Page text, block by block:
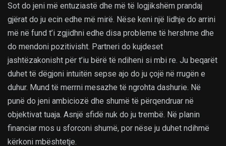
Sot do jeni më entuziastë dhe më të logjikshëm prandaj
gjërat do ju ecin edhe më mirë. Nëse keni një lidhje do arrini
më në fund t’i zgjidhni edhe disa probleme të hershme dhe
do mendoni pozitivisht. Partneri do kujdeset
jashtëzakonisht për t’iu bërë të ndiheni si mbi re. Ju beqarët
duhet të dëgjoni intuitën sepse ajo do ju çojë në rrugën e
duhur. Mund të merrni mesazhe të ngrohta dashurie. Në
punë do jeni ambiciozë dhe shumë të përqendruar në
objektivat tuaja. Asnjë sfidë nuk do ju trembë. Në planin
financiar mos u sforconi shumë, por nëse ju duhet ndihmë
kërkoni mbështetje.